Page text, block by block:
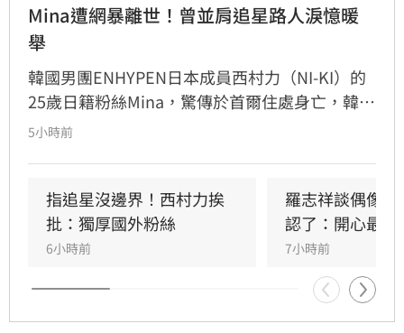
Mina遭網暴離世！曾並肩追星路人淚憶暖
舉
韓國男團ENHYPEN日本成員西村力（NI-KI）的
25歲日籍粉絲Mina，驚傳於首爾住處身亡，韓國
警方證實接獲報案並介入調查。生前Mina因追星
良，絕非外界傳言般傲慢，對於她選擇極端方式
結束生命感到遺憾與不捨。此事件再度引發外界
對網路暴力及追星文化的關注。該名粉絲呼籲，
追星不應成為生活唯一寄託，應珍惜自身生命。
目前確切死因與詳細案情，仍待警方進一步調查
釐清，此消息也讓全球粉絲深感震驚與悲痛。
5小時前
指追星沒邊界！西村力挨
批：獨厚國外粉絲
6小時前
羅志祥談偶像
認了：開心最重
7小時前